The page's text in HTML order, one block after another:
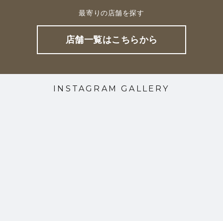
最寄りの店舗を探す
店舗一覧はこちらから
INSTAGRAM GALLERY